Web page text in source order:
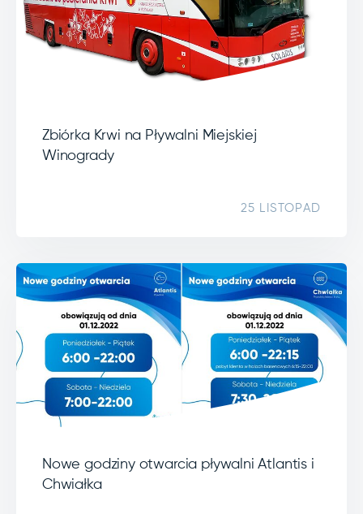
Zbiórka Krwi na Pływalni Miejskiej
Winogrady
25 LISTOPAD
Nowe godziny otwarcia pływalni Atlantis i
Chwiałka